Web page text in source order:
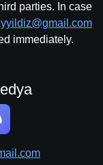
parties. In case
immediately.